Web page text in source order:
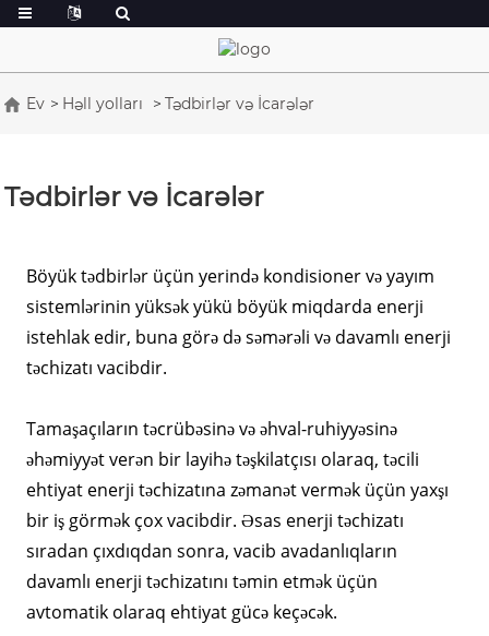
Ev Həll yolları Tədbirlər və İcarələr
Tədbirlər və İcarələr
Böyük tədbirlər üçün yerində kondisioner və yayım
sistemlərinin yüksək yükü böyük miqdarda enerji
istehlak edir, buna görə də səmərəli və davamlı enerji
təchizatı vacibdir.
Tamaşaçıların təcrübəsinə və əhval-ruhiyyəsinə
əhəmiyyət verən bir layihə təşkilatçısı olaraq, təcili
ehtiyat enerji təchizatına zəmanət vermək üçün yaxşı
bir iş görmək çox vacibdir. Əsas enerji təchizatı
sıradan çıxdıqdan sonra, vacib avadanlıqların
davamlı enerji təchizatını təmin etmək üçün
avtomatik olaraq ehtiyat gücə keçəcək.